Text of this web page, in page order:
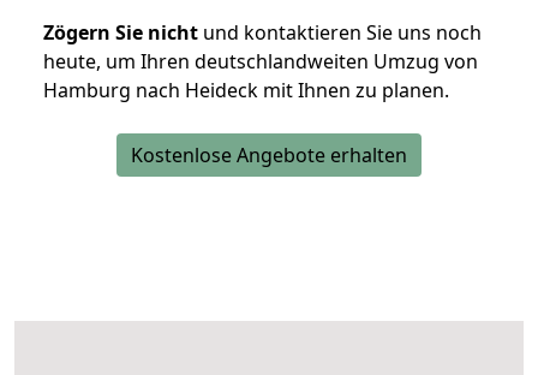
Zögern Sie nicht und kontaktieren Sie uns noch
heute, um Ihren deutschlandweiten Umzug von
Hamburg nach Heideck mit Ihnen zu planen.
Kostenlose Angebote erhalten